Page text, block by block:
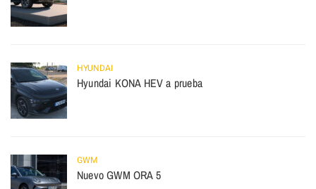
HYUNDAI
Hyundai KONA HEV a prueba
GWM
Nuevo GWM ORA 5